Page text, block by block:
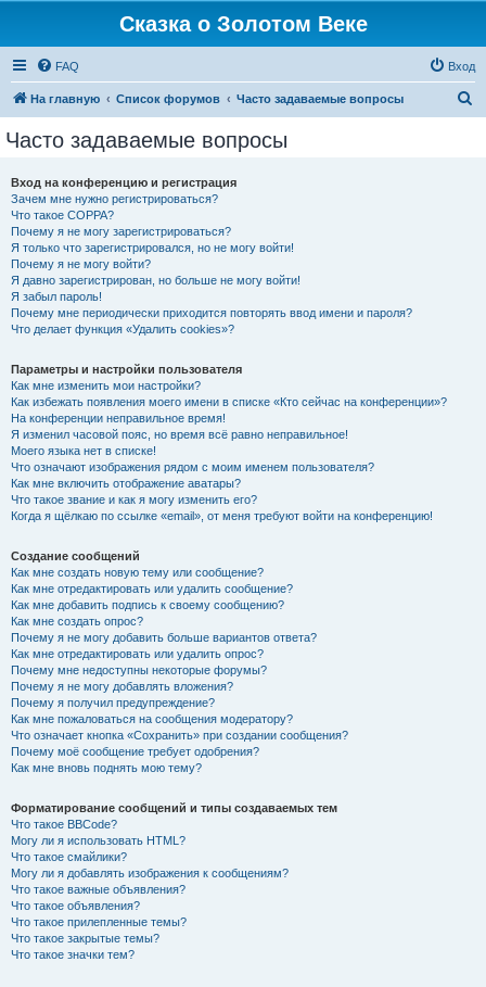
Сказка о Золотом Веке
FAQ Вход
На главную Список форумов Часто задаваемые вопросы
Часто задаваемые вопросы
Вход на конференцию и регистрация
Зачем мне нужно регистрироваться?
Что такое COPPA?
Почему я не могу зарегистрироваться?
Я только что зарегистрировался, но не могу войти!
Почему я не могу войти?
Я давно зарегистрирован, но больше не могу войти!
Я забыл пароль!
Почему мне периодически приходится повторять ввод имени и пароля?
Что делает функция «Удалить cookies»?
Параметры и настройки пользователя
Как мне изменить мои настройки?
Как избежать появления моего имени в списке «Кто сейчас на конференции»?
На конференции неправильное время!
Я изменил часовой пояс, но время всё равно неправильное!
Моего языка нет в списке!
Что означают изображения рядом с моим именем пользователя?
Как мне включить отображение аватары?
Что такое звание и как я могу изменить его?
Когда я щёлкаю по ссылке «email», от меня требуют войти на конференцию!
Создание сообщений
Как мне создать новую тему или сообщение?
Как мне отредактировать или удалить сообщение?
Как мне добавить подпись к своему сообщению?
Как мне создать опрос?
Почему я не могу добавить больше вариантов ответа?
Как мне отредактировать или удалить опрос?
Почему мне недоступны некоторые форумы?
Почему я не могу добавлять вложения?
Почему я получил предупреждение?
Как мне пожаловаться на сообщения модератору?
Что означает кнопка «Сохранить» при создании сообщения?
Почему моё сообщение требует одобрения?
Как мне вновь поднять мою тему?
Форматирование сообщений и типы создаваемых тем
Что такое BBCode?
Могу ли я использовать HTML?
Что такое смайлики?
Могу ли я добавлять изображения к сообщениям?
Что такое важные объявления?
Что такое объявления?
Что такое прилепленные темы?
Что такое закрытые темы?
Что такое значки тем?